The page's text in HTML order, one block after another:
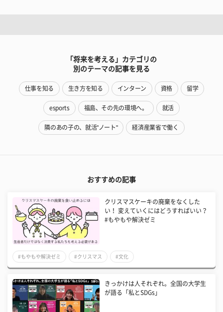
「将来を考える」カテゴリの
別のテーマの記事を見る
仕事を知る 生き方を知る インターン 資格 留学
esports 福島、その先の環境へ。 就活
隣のあの子の、就活"ノート" 経済産業省で働く
おすすめの記事
クリスマスケーキの廃棄をなくした
い！ 変えていくにはどうすればいい？
#もやもや解決ゼミ
#もやもや解決ゼミ #クリスマス #文化
きっかけは人それぞれ。全国の大学生
が語る「私とSDGs」